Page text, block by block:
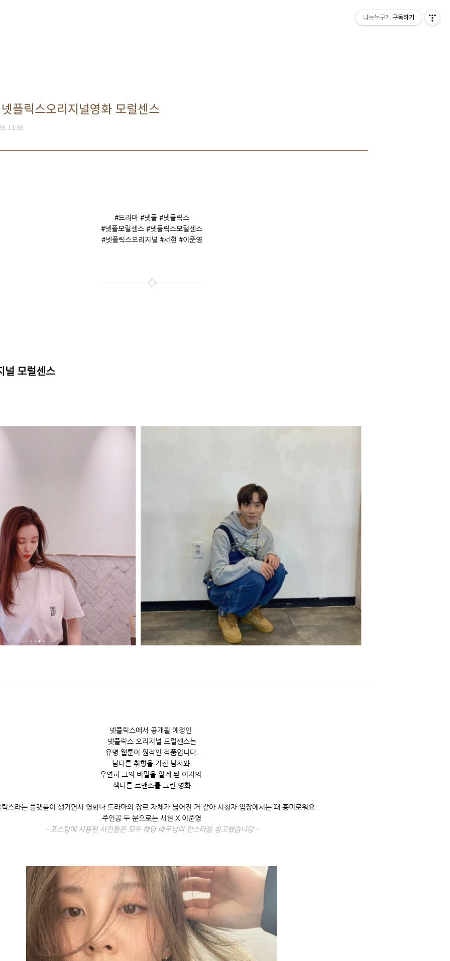
플릭스오리지널영화 모럴센스
11:36
#드라마 #넷플 #넷플릭스
#넷플모럴센스 #넷플릭스모럴센스
#넷플릭스오리지널 #서현 #이준영
널 모럴센스
넷플릭스에서 공개될 예정인
넷플릭스 오리지널 모럴센스는
유명 웹툰이 원작인 작품입니다.
남다른 취향을 가진 남자와
우연히 그의 비밀을 알게 된 여자의
색다른 로맨스를 그린 영화
릭스라는 플랫폼이 생기면서 영화나 드라마의 장르 자체가 넓어진 거 같아 시청자 입장에서는 꽤 흥미로워요
주인공 두 분으로는 서현 X 이준영
- 포스팅에 사용된 사진들은 모두 해당 배우님의 인스타를 참고했습니당 -
나는누구게 구독하기